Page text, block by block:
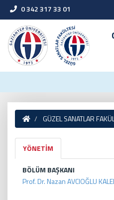
0 342 317 33 01
GÜZEL SANATLAR
YÖNETİM
BÖLÜM BAŞKANI
Prof. Dr. Nazan AVCIOĞLU